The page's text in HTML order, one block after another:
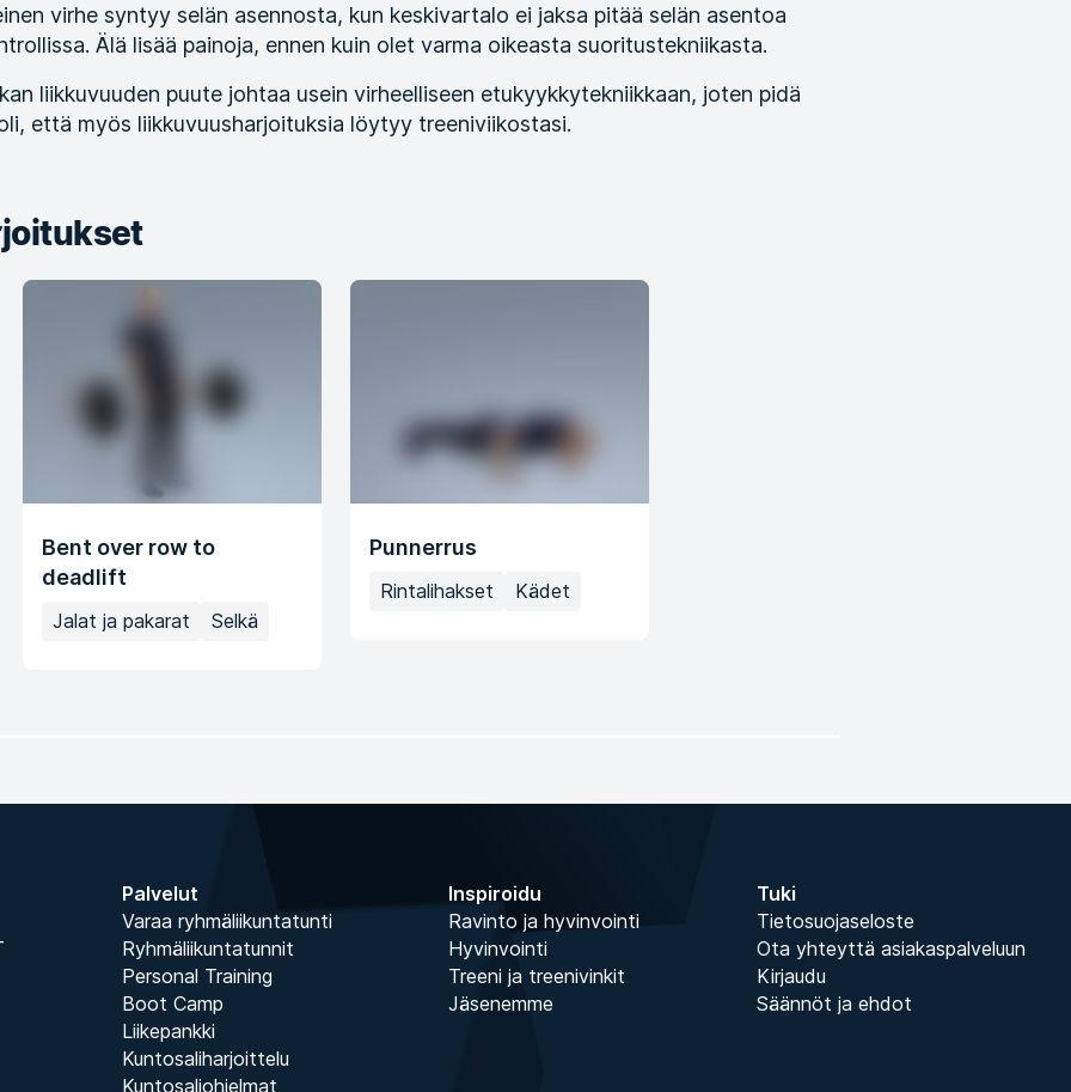
virhe syntyy selän asennosta, kun keskivartalo ei jaksa pitää selän asentoa
Älä lisää painoja, ennen kuin olet varma oikeasta suoritustekniikasta.
liikkuvuuden puute johtaa usein virheelliseen etukyykkytekniikkaan, joten pidä
että myös liikkuvuusharjoituksia löytyy treeniviikostasi.
Bent over row to
deadlift
Jalat ja pakarat Selkä
Punnerrus
Rintalihakset Kädet
Palvelut
Varaa ryhmäliikuntatunti
Ryhmäliikuntatunnit
Personal Training
Boot Camp
Liikepankki
Kuntosaliharjoittelu
Kuntosaliohjelmat
Inspiroidu
Ravinto ja hyvinvointi
Hyvinvointi
Treeni ja treenivinkit
Jäsenemme
Tuki
Tietosuojaseloste
Ota yhteyttä asiakaspalveluun
Kirjaudu
Säännöt ja ehdot